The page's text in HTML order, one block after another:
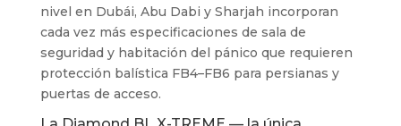
nivel en Dubái, Abu Dabi y Sharjah incorporan
cada vez más especificaciones de sala de
seguridad y habitación del pánico que requieren
protección balística FB4–FB6 para persianas y
puertas de acceso.